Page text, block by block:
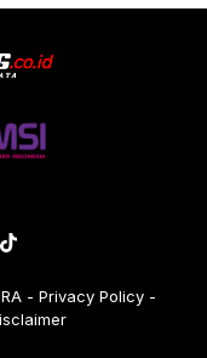
Privacy Policy